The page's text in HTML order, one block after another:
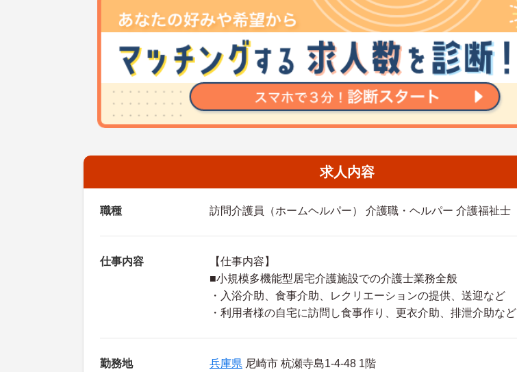
求人内容
職種 訪問介護員（ホームヘルパー） 介護職・ヘルパー 介護福祉士
仕事内容
【仕事内容】
■小規模多機能型居宅介護施設での介護士業務全般
・入浴介助、食事介助、レクリエーションの提供、送迎など
・利用者様の自宅に訪問し食事作り、更衣介助、排泄介助など
勤務地 兵庫県 尼崎市 杭瀬寺島1-4-48 1階